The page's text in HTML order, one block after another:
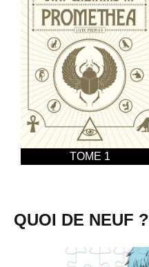
TOME 1
QUOI DE NEUF ?